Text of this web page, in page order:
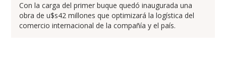
Con la carga del primer buque quedó inaugurada una
obra de u$s42 millones que optimizará la logística del
comercio internacional de la compañía y el país.